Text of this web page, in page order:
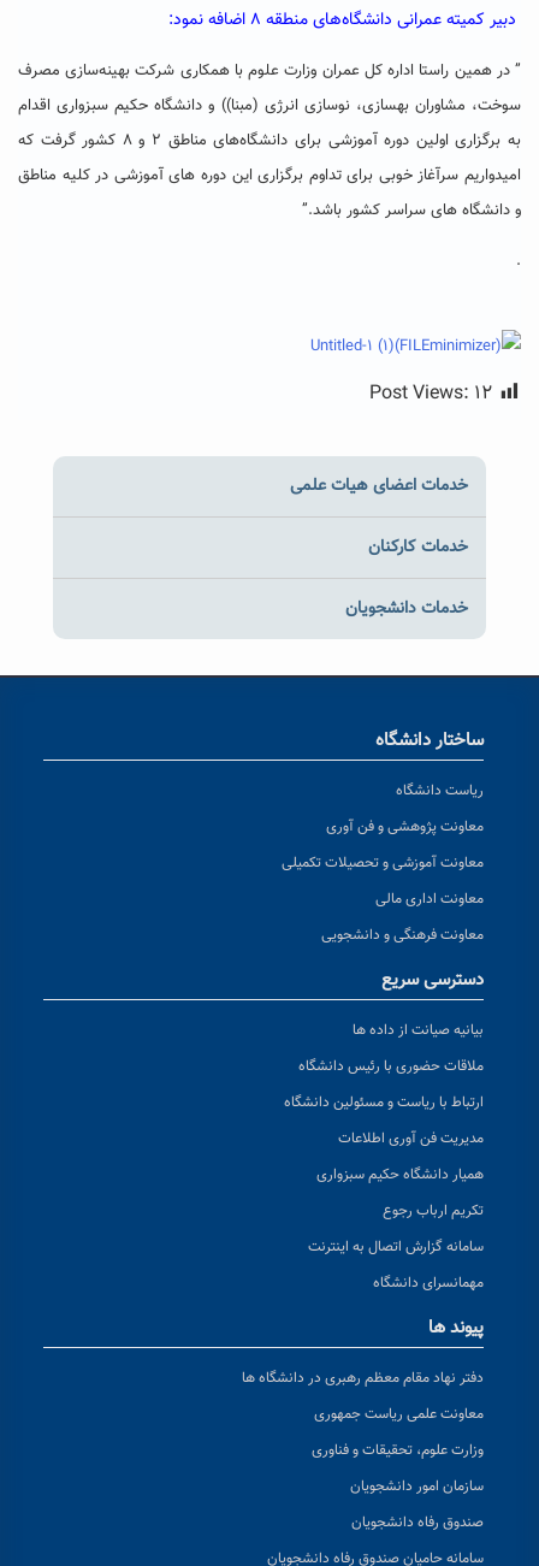
دبیر کمیته عمرانی دانشگاه‌های منطقه ۸ اضافه نمود:
” در همین راستا اداره کل عمران وزارت علوم با همکاری شرکت بهینه‌سازی مصرف
سوخت، مشاوران بهسازی، نوسازی انرژی (مبنا)) و دانشگاه حکیم سبزواری اقدام
به برگزاری اولین دوره‌ آموزشی برای دانشگاه‌های مناطق ۲ و ۸ کشور گرفت که
امیدواریم سرآغاز خوبی برای تداوم برگزاری این دوره های آموزشی در کلیه مناطق
و دانشگاه های سراسر کشور باشد.”
.
Post Views: ۱۲
خدمات اعضای هیات علمی
خدمات کارکنان
خدمات دانشجویان
ساختار دانشگاه
ریاست دانشگاه
معاونت پژوهشی و فن آوری
معاونت آموزشی و تحصیلات تکمیلی
معاونت اداری مالی
معاونت فرهنگی و دانشجویی
دسترسی سریع
بیانیه صیانت از داده ها
ملاقات حضوری با رئیس دانشگاه
ارتباط با ریاست و مسئولین دانشگاه
مدیریت فن آوری اطلاعات
همیار دانشگاه حکیم سبزواری
تکریم ارباب رجوع
سامانه گزارش اتصال به اینترنت
مهمانسرای دانشگاه
پیوند ها
دفتر نهاد مقام معظم رهبری در دانشگاه ها
معاونت علمی ریاست جمهوری
وزارت علوم، تحقیقات و فناوری
سازمان امور دانشجویان
صندوق رفاه دانشجویان
سامانه حامیان صندوق رفاه دانشجویان